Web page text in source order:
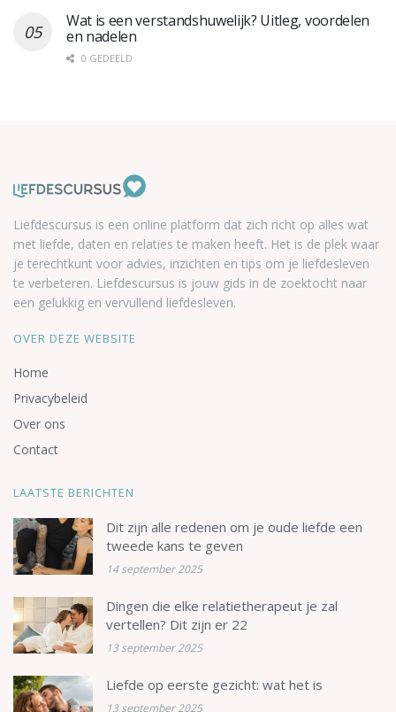
Wat is een verstandshuwelijk? Uitleg, voordelen
en nadelen
0 GEDEELD
Liefdescursus is een online platform dat zich richt op alles wat
met liefde, daten en relaties te maken heeft. Het is de plek waar
je terechtkunt voor advies, inzichten en tips om je liefdesleven
te verbeteren. Liefdescursus is jouw gids in de zoektocht naar
een gelukkig en vervullend liefdesleven.
OVER DEZE WEBSITE
Home
Privacybeleid
Over ons
Contact
LAATSTE BERICHTEN
Dit zijn alle redenen om je oude liefde een
tweede kans te geven
14 september 2025
Dingen die elke relatietherapeut je zal
vertellen? Dit zijn er 22
13 september 2025
Liefde op eerste gezicht: wat het is
13 september 2025